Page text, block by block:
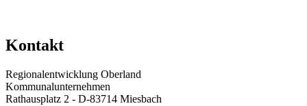
Kontakt
Regionalentwicklung Oberland
Kommunalunternehmen
Rathausplatz 2 - D-83714 Miesbach